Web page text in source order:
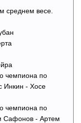
среднем весе.
чемпиона по
Инкин - Хосе
чемпиона по
Сафонов - Артем